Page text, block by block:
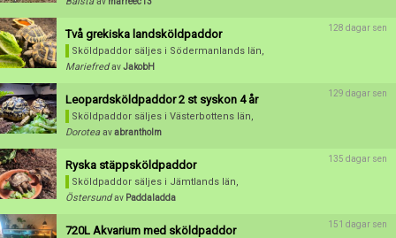
Två grekiska landsköldpaddor
Sköldpaddor säljes i Södermanlands län,
Mariefred avJakobH
128 dagar sen
Leopardsköldpaddor 2 st syskon 4 år
Sköldpaddor säljes i Västerbottens län,
Dorotea avabrantholm
129 dagar sen
Ryska stäppsköldpaddor
Sköldpaddor säljes i Jämtlands län,
Östersund av Paddaladda
135 dagar sen
720L Akvarium med sköldpaddor 151 dagar sen